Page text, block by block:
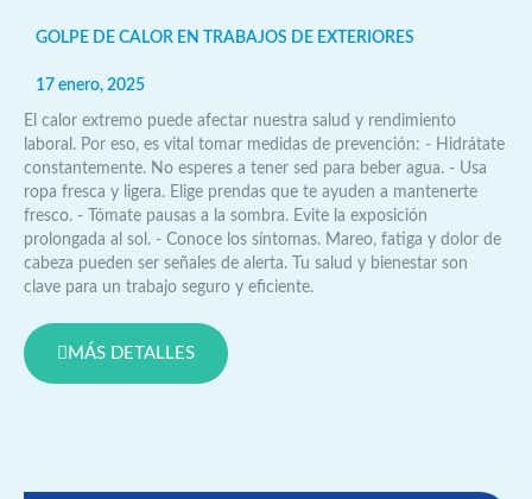
GOLPE DE CALOR EN TRABAJOS DE EXTERIORES
17 enero, 2025
El calor extremo puede afectar nuestra salud y rendimiento
laboral. Por eso, es vital tomar medidas de prevención: - Hidrátate
constantemente. No esperes a tener sed para beber agua. - Usa
ropa fresca y ligera. Elige prendas que te ayuden a mantenerte
fresco. - Tómate pausas a la sombra. Evite la exposición
prolongada al sol. - Conoce los síntomas. Mareo, fatiga y dolor de
cabeza pueden ser señales de alerta. Tu salud y bienestar son
clave para un trabajo seguro y eficiente.
MÁS DETALLES